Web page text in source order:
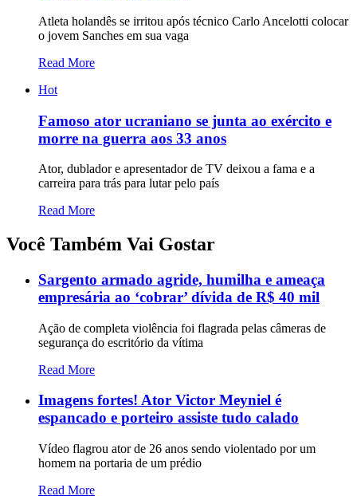
Atleta holandês se irritou após técnico Carlo Ancelotti colocar
o jovem Sanches em sua vaga
Read More
Hot
Famoso ator ucraniano se junta ao exército e
morre na guerra aos 33 anos
Ator, dublador e apresentador de TV deixou a fama e a
carreira para trás para lutar pelo país
Read More
Você Também Vai Gostar
Sargento armado agride, humilha e ameaça
empresária ao ‘cobrar’ dívida de R$ 40 mil
Ação de completa violência foi flagrada pelas câmeras de
segurança do escritório da vítima
Read More
Imagens fortes! Ator Victor Meyniel é
espancado e porteiro assiste tudo calado
Vídeo flagrou ator de 26 anos sendo violentado por um
homem na portaria de um prédio
Read More